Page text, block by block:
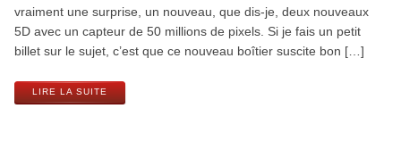
vraiment une surprise, un nouveau, que dis-je, deux nouveaux
5D avec un capteur de 50 millions de pixels. Si je fais un petit
billet sur le sujet, c’est que ce nouveau boîtier suscite bon […]
LIRE LA SUITE